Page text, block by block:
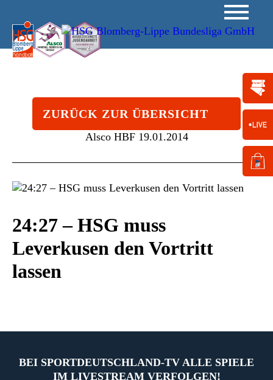
ZURÜCK ZUR ÜBERSICHT
Alsco HBF 19.01.2014
24:27 – HSG muss
Leverkusen den Vortritt
lassen
BEI SPORTDEUTSCHLAND-TV ALLE SPIELE
IM LIVESTREAM VERFOLGEN!